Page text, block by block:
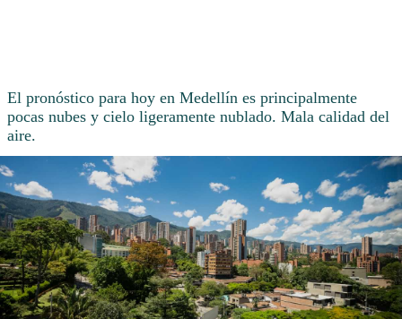
El pronóstico para hoy en Medellín es principalmente
pocas nubes y cielo ligeramente nublado. Mala calidad del
aire.